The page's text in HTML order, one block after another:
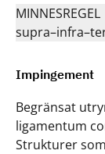
MINNESREGEL
Impingement
Begränsat
ligamentum
Strukturer